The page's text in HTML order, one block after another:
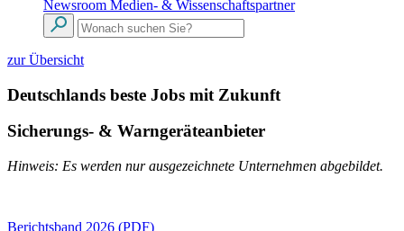
Newsroom Medien- & Wissenschaftspartner
zur Übersicht
Deutschlands beste Jobs mit Zukunft
Sicherungs- & Warngeräteanbieter
Hinweis: Es werden nur ausgezeichnete Unternehmen abgebildet.
Berichtsband 2026 (PDF)